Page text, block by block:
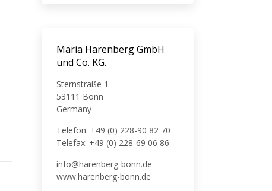
Maria Harenberg GmbH
und Co. KG.
Sternstraße 1
53111 Bonn
Germany
Telefon: +49 (0) 228-90 82 70
Telefax: +49 (0) 228-69 06 86
info@harenberg-bonn.de
www.harenberg-bonn.de